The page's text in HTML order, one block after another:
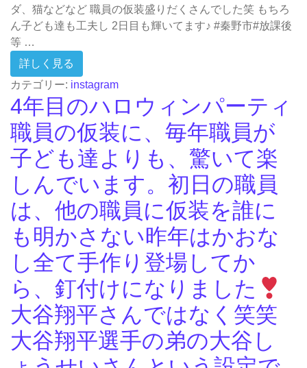
ダ、猫などなど 職員の仮装盛りだくさんでした笑 もちろ
ん子ども達も工夫し 2日目も輝いてます♪ #秦野市#放課後
等 …
詳しく見る
カテゴリー: instagram
4年目のハロウィンパーティ
職員の仮装に、毎年職員が
子ども達よりも、驚いて楽
しんでいます。初日の職員
は、他の職員に仮装を誰に
も明かさない昨年はかおな
し全て手作り登場してか
ら、釘付けになりました
大谷翔平さんではなく笑笑
大谷翔平選手の弟の大谷し